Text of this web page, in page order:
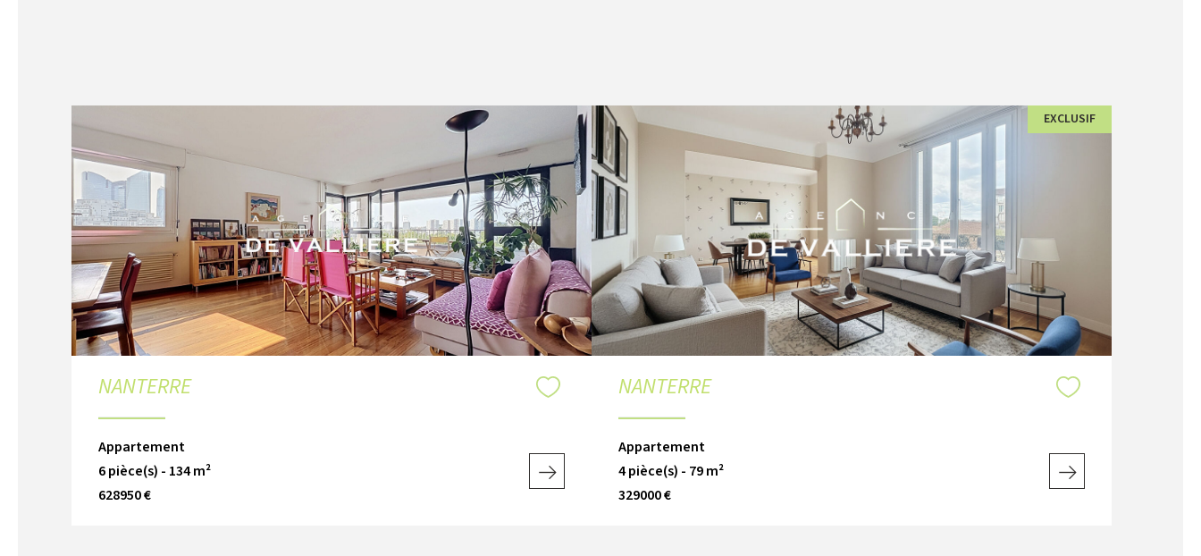
NANTERRE
Appartement
6 pièce(s) - 134 m²
628950 €
EXCLUSIF
NANTERRE
Appartement
4 pièce(s) - 79 m²
329000 €